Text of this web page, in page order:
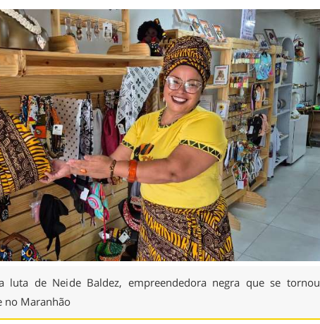
luta de Neide Baldez, empreendedora negra que se tornou
no Maranhão